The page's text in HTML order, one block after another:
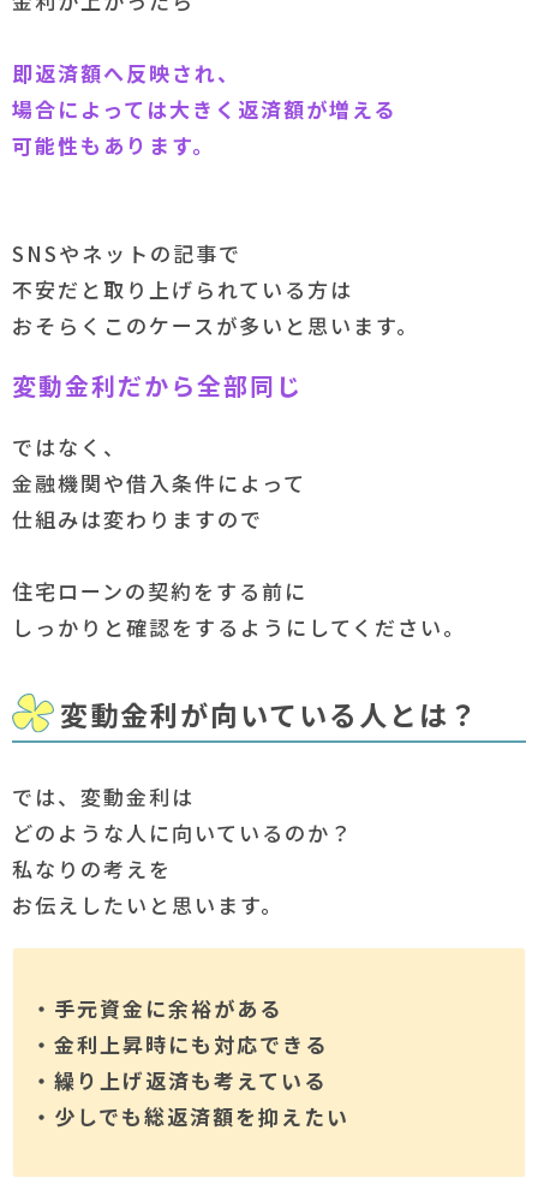
即返済額へ反映され、
場合によっては大きく返済額が増える
可能性もあります。
SNSやネットの記事で
不安だと取り上げられている方は
おそらくこのケースが多いと思います。
変動金利だから全部同じ
ではなく、
金融機関や借入条件によって
仕組みは変わりますので
住宅ローンの契約をする前に
しっかりと確認をするようにしてください。
変動金利が向いている人とは？
では、変動金利は
どのような人に向いているのか？
私なりの考えを
お伝えしたいと思います。
・手元資金に余裕がある
・金利上昇時にも対応できる
・繰り上げ返済も考えている
・少しでも総返済額を抑えたい